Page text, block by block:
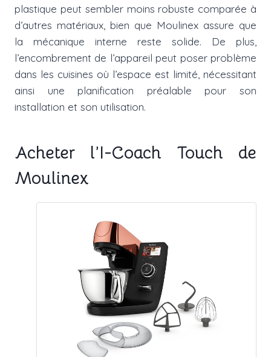
plastique peut sembler moins robuste comparée à
d’autres matériaux, bien que Moulinex assure que
la mécanique interne reste solide. De plus,
l’encombrement de l’appareil peut poser problème
dans les cuisines où l’espace est limité, nécessitant
ainsi une planification préalable pour son
installation et son utilisation.
Acheter l’I-Coach Touch de
Moulinex